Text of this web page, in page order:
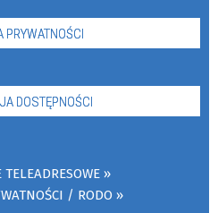
PRYWATNOŚCI
DOSTĘPNOŚCI
/ RODO